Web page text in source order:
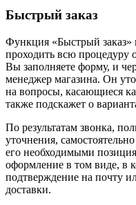
Быстрый заказ
Функция «Быстрый заказ»
проходить всю процедуру
Вы заполняете форму, и
менеджер магазина. Он
на вопросы, касающиеся
также подскажет о
По результатам звонка,
уточнения,
его необходимыми
оформление в том виде, в
подтверждение на почту
доставки.